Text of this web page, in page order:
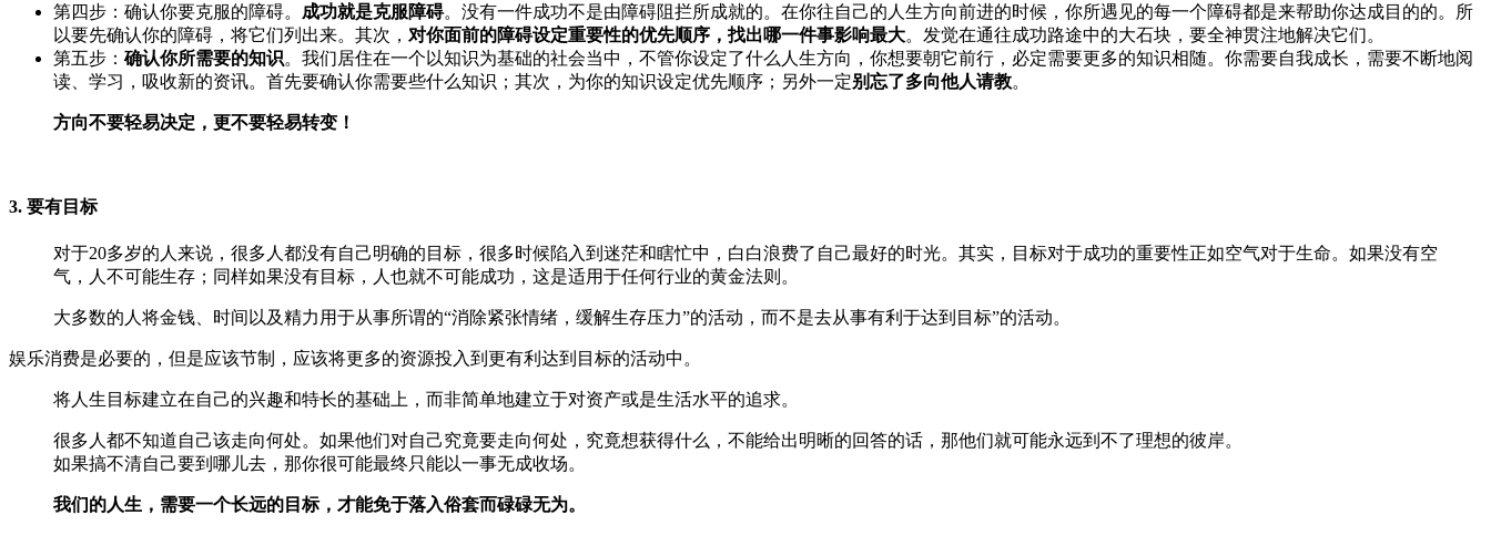
第四步：确认你要克服的障碍。 成功就是克服障碍。没有一件成功不是由障碍阻拦所成就的。在你往自己的人生方向前进的时候，你所遇见的每一个障碍都是来帮助你达成目的的。所
以要先确认你的障碍，将它们列出来。其次， 对你面前的障碍设定重要性的优先顺序，找出哪一件事影响最大。发觉在通往成功路途中的大石块，要全神贯注地解决它们。
第五步： 确认你所需要的知识。我们居住在一个以知识为基础的社会当中，不管你设定了什么人生方向，你想要朝它前行，必定需要更多的知识相随。你需要自我成长，需要不断地阅
读、学习，吸收新的资讯。首先要确认你需要些什么知识；其次，为你的知识设定优先顺序；另外一定别忘了多向他人请教。
方向不要轻易决定，更不要轻易转变！
3. 要有目标
对于20多岁的人来说，很多人都没有自己明确的目标，很多时候陷入到迷茫和瞎忙中，白白浪费了自己最好的时光。其实，目标对于成功的重要性正如空气对于生命。如果没有空
气，人不可能生存；同样如果没有目标，人也就不可能成功，这是适用于任何行业的黄金法则。
大多数的人将金钱、时间以及精力用于从事所谓的“消除紧张情绪，缓解生存压力”的活动，而不是去从事有利于达到目标”的活动。
娱乐消费是必要的，但是应该节制，应该将更多的资源投入到更有利达到目标的活动中。
将人生目标建立在自己的兴趣和特长的基础上，而非简单地建立于对资产或是生活水平的追求。
很多人都不知道自己该走向何处。如果他们对自己究竟要走向何处，究竟想获得什么，不能给出明晰的回答的话，那他们就可能永远到不了理想的彼岸。
如果搞不清自己要到哪儿去，那你很可能最终只能以一事无成收场。
我们的人生，需要一个长远的目标，才能免于落入俗套而碌碌无为。